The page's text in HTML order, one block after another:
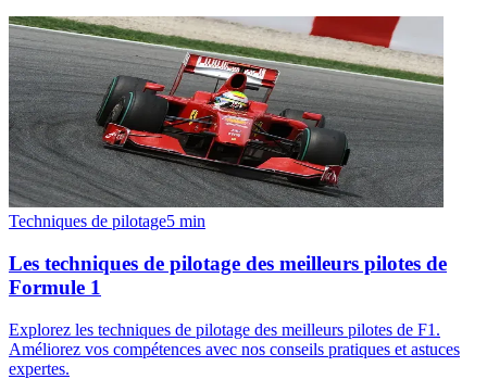
Techniques de pilotage5 min
Les techniques de pilotage des meilleurs pilotes de
Formule 1
Explorez les techniques de pilotage des meilleurs pilotes de F1.
Améliorez vos compétences avec nos conseils pratiques et astuces
expertes.